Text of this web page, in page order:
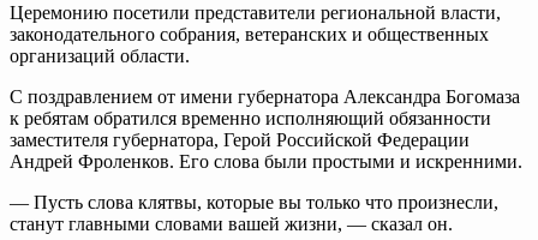
Церемонию посетили представители региональной власти,
законодательного собрания, ветеранских и общественных
организаций области.
С поздравлением от имени губернатора Александра Богомаза
к ребятам обратился временно исполняющий обязанности
заместителя губернатора, Герой Российской Федерации
Андрей Фроленков. Его слова были простыми и искренними.
— Пусть слова клятвы, которые вы только что произнесли,
станут главными словами вашей жизни, — сказал он.